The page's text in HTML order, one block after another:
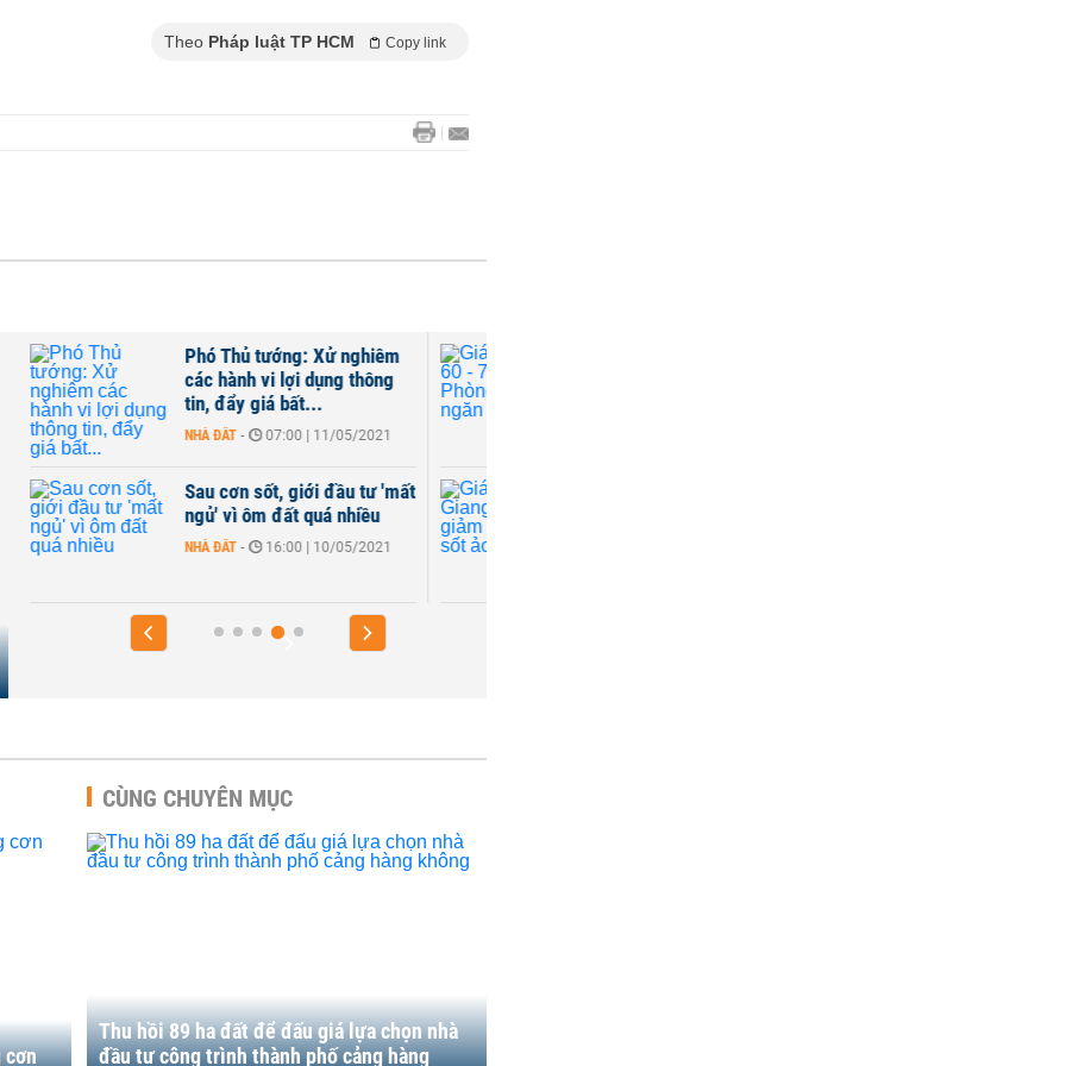
Theo Pháp luật TP HCM Copy link
Phó Thủ tướng: Xử nghiêm
các hành vi lợi dụng thông
tin, đẩy giá bất...
NHÀ ĐẤT - 07:00 | 11/05/2021
Sau cơn sốt, giới đầu tư 'mất
ngủ' vì ôm đất quá nhiều
NHÀ ĐẤT - 16:00 | 10/05/2021
cơn
CÙNG CHUYÊN MỤC
Thu hồi 89 ha đất để đấu giá lựa chọn nhà
đầu tư công trình thành phố cảng hàng